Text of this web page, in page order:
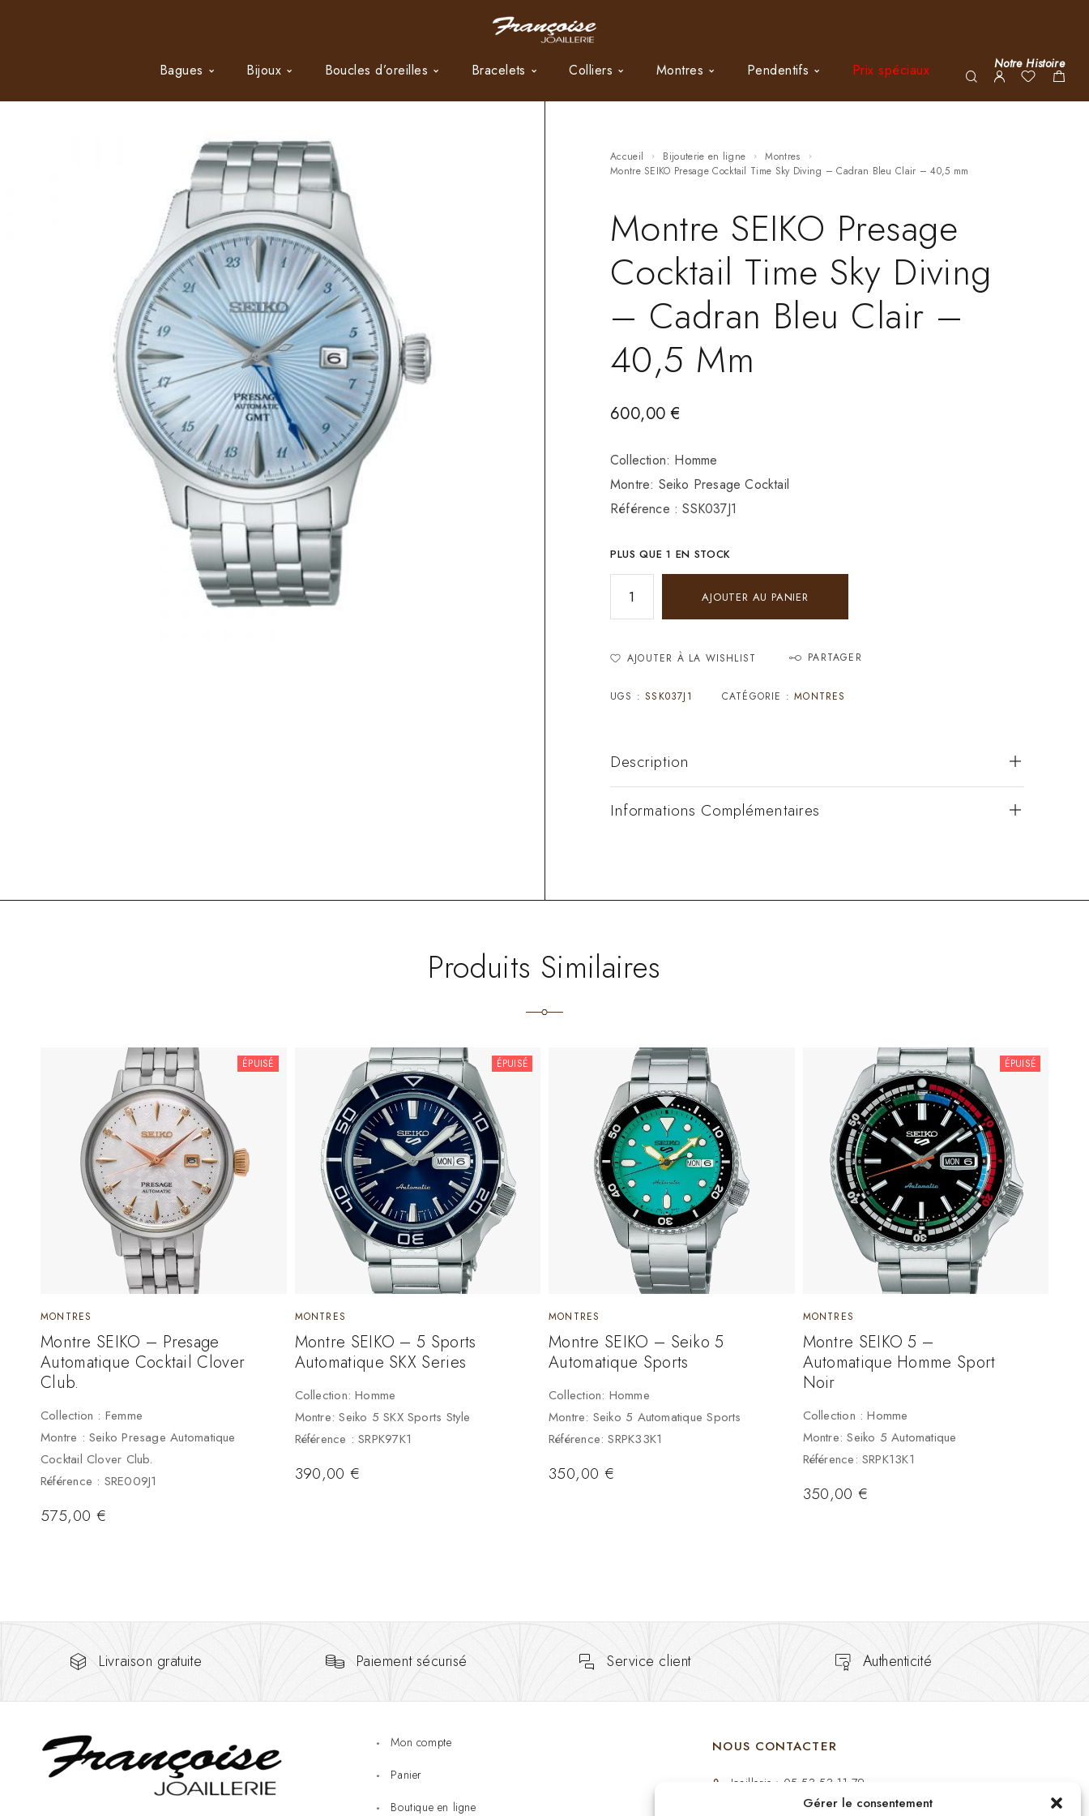
Gérer le consentement
Bagues Bijoux Boucles d’oreilles Bracelets Colliers Montres Pendentifs Prix spéciaux Notre Histoire
Accueil Bijouterie en ligne
Montres
Montre SEIKO Presage Cocktail Time Sky Diving – Cadran Bleu Clair – 40,5 mm
Montre SEIKO Presage
Cocktail Time Sky Diving
– Cadran Bleu Clair –
40,5 Mm
600,00€
Collection: Homme
Montre: Seiko Presage Cocktail
Référence : SSK037J1
PLUS QUE 1 EN STOCK
AJOUTER AU PANIER
AJOUTER À LA WISHLIST PARTAGER
UGS :SSK037J1 CATÉGORIE :MONTRES
Description
Informations Complémentaires
Produits Similaires
ÉPUISÉ
MONTRES
Montre SEIKO – Presage
Automatique Cocktail Clover
Club.
Collection : Femme
Montre : Seiko Presage Automatique
Cocktail Clover Club.
Référence : SRE009J1
575,00 €
ÉPUISÉ
MONTRES
Montre SEIKO – 5 Sports
Automatique SKX Series
Collection: Homme
Montre: Seiko 5 SKX Sports Style
Référence : SRPK97K1
390,00€
MONTRES
Montre SEIKO – Seiko 5
Automatique Sports
Collection: Homme
Montre: Seiko 5 Automatique Sports
Référence: SRPK33K1
350,00 €
ÉPUISÉ
MONTRES
Montre SEIKO 5 –
Automatique Homme Sport
Noir
Collection : Homme
Montre: Seiko 5 Automatique
Référence: SRPK13K1
350,00€
Livraison gratuite Paiement sécurisé Service client Authenticité
Mon compte
Panier
Boutique en ligne
NOUS CONTACTER
Joaillerie : 05 53 53 11 79